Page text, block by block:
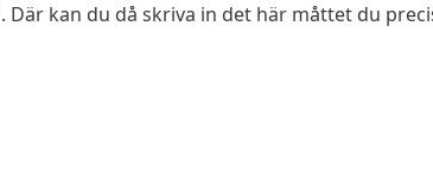
Där kan du då skriva in det här måttet du